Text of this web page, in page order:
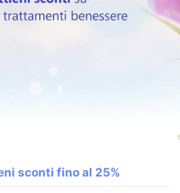
sconti fino al 25%